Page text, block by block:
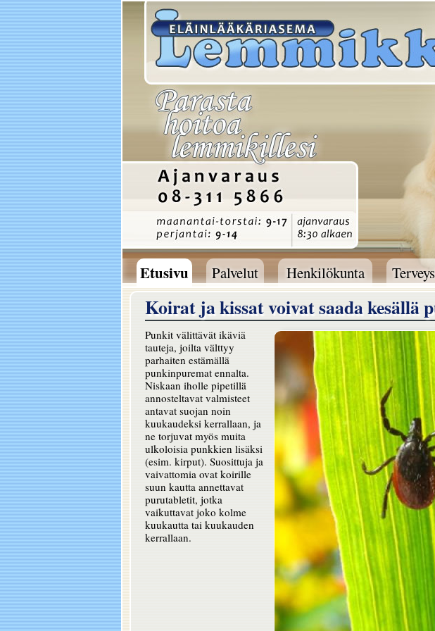
Etusivu
Etusivu
Palvelut
Palvelut
Henkilökunta
Henkilökunta
Koirat ja kissat voivat saada kesällä
Punkit välittävät ikäviä
tauteja, joilta välttyy
parhaiten estämällä
punkinpuremat ennalta.
Niskaan iholle pipetillä
annosteltavat valmisteet
antavat suojan noin
kuukaudeksi kerrallaan, ja
ne torjuvat myös muita
ulkoloisia punkkien lisäksi
(esim. kirput). Suosittuja ja
vaivattomia ovat koirille
suun kautta annettavat
purutabletit, jotka
vaikuttavat joko kolme
kuukautta tai kuukauden
kerrallaan.